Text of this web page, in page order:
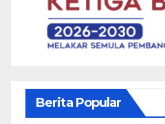
Berita Popular